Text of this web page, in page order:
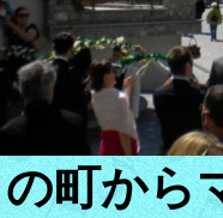
町から